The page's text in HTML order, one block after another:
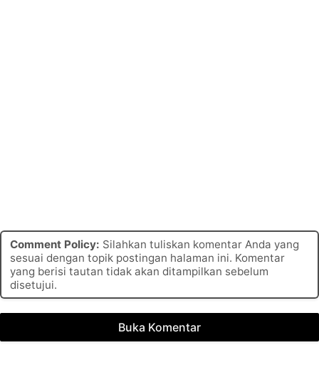
Comment Policy: Silahkan tuliskan komentar Anda yang
sesuai dengan topik postingan halaman ini. Komentar
yang berisi tautan tidak akan ditampilkan sebelum
disetujui.
Buka Komentar